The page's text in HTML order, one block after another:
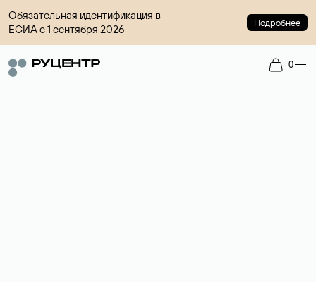
Обязательная идентификация в
ЕСИА с 1 сентября 2026
Подробнее
0